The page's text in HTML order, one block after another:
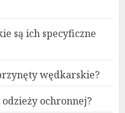
są ich specyficzne
wędkarskie?
ochronnej?